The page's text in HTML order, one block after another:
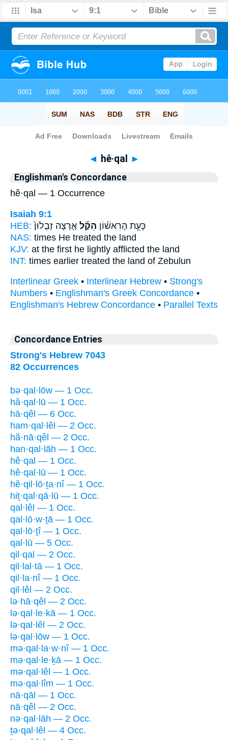
Bible> Strong's > Hebrew
◄ hê·qal ►
Englishman's Concordance
hê·qal — 1 Occurrence
Isaiah 9:1
HEB:
כָּעֵ֣ת הָרִאשׁ֗וֹן הֵקַ֞ל אַ֤רְצָה זְבֻלוּן֙
NAS: times He treated the land
KJV: at the first he lightly afflicted the land
INT: times earlier treated the land of Zebulun
Interlinear Greek • Interlinear Hebrew • Strong's
Numbers • Englishman's Greek Concordance •
Englishman's Hebrew Concordance • Parallel Texts
Concordance Entries
Strong's Hebrew 7043
82 Occurrences
bə·qal·lōw — 1 Occ.
hă·qal·lū — 1 Occ.
hā·qêl — 6 Occ.
ham·qal·lêl — 2 Occ.
hă·nā·qêl — 2 Occ.
han·qal·lāh — 1 Occ.
hê·qal — 1 Occ.
hê·qal·lū — 1 Occ.
hĕ·qil·lō·ṯa·nî — 1 Occ.
hiṯ·qal·qā·lū — 1 Occ.
qal·lêl — 1 Occ.
qal·lō·w·ṯā — 1 Occ.
qal·lō·ṯî — 1 Occ.
qal·lū — 5 Occ.
qil·qal — 2 Occ.
qil·lal·tā — 1 Occ.
qil·la·nî — 1 Occ.
qil·lêl — 2 Occ.
lə·hā·qêl — 2 Occ.
lə·qal·le·kā — 1 Occ.
lə·qal·lêl — 2 Occ.
lə·qal·lōw — 1 Occ.
mə·qal·la·w·nî — 1 Occ.
mə·qal·le·ḵā — 1 Occ.
mə·qal·lêl — 1 Occ.
mə·qal·lîm — 1 Occ.
nā·qāl — 1 Occ.
nā·qêl — 2 Occ.
nə·qal·lāh — 2 Occ.
ṯə·qal·lêl — 4 Occ.